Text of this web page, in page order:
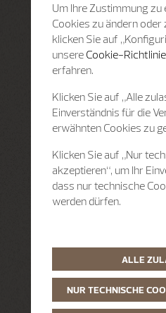
Um Ihre Zustimmung zu
Cookies zu ändern
klicken Sie auf
unsere Cookie-Richtlinie
erfahren.
Klicken Sie auf „Alle
Einverständnis für die
erwähnten Cookies zu
Klicken Sie auf „Nur
akzeptieren“, um Ihr
dass nur technische
werden dürfen.
ALLE
NUR TECHNISCHE